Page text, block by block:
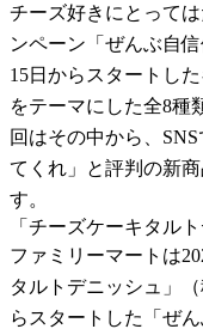
チーズ好きにとって
ンペーン「ぜんぶ自
15日からスタートし
をテーマにした全8種
回はその中から、
てくれ」と評判の新
す。
「チーズケーキタル
ファミリーマートは
タルトデニッシュ」
らスタートした「ぜ